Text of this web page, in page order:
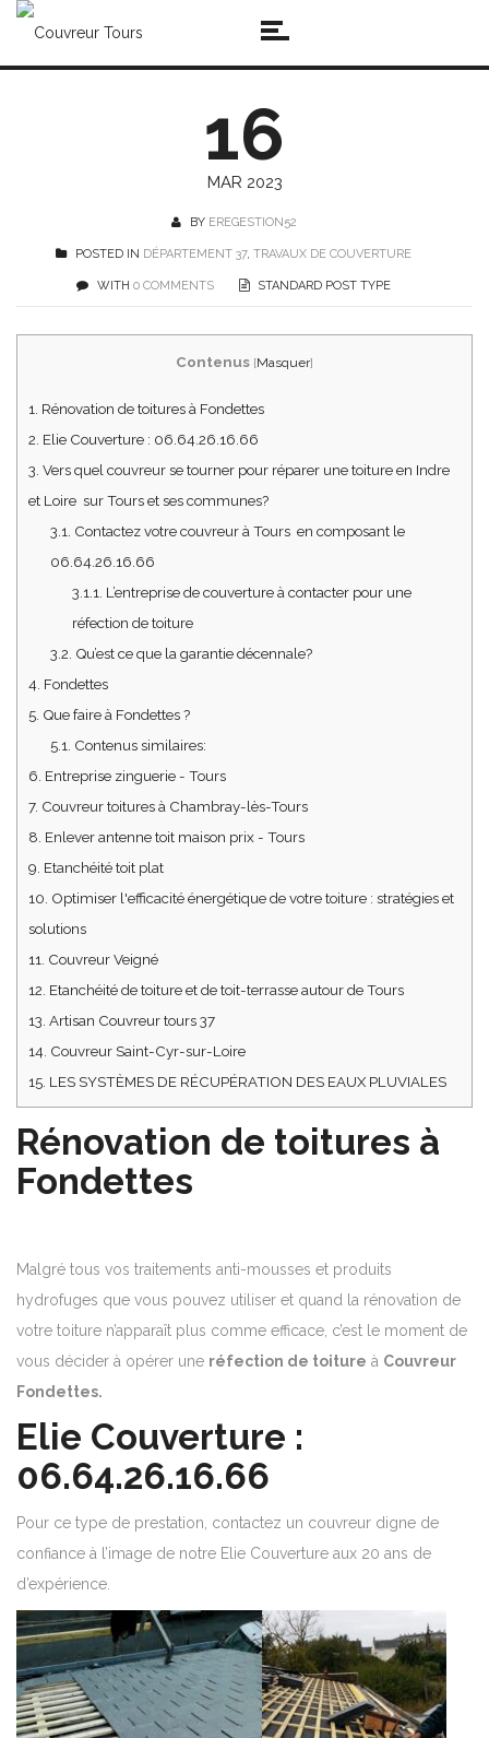
16
MAR 2023
BY EREGESTION52
POSTED IN DÉPARTEMENT 37, TRAVAUX DE COUVERTURE
WITH 0 COMMENTS STANDARD POST TYPE
Contenus [Masquer]
1. Rénovation de toitures à Fondettes
2. Elie Couverture : 06.64.26.16.66
3. Vers quel couvreur se tourner pour réparer une toiture en Indre
et Loire sur Tours et ses communes?
3.1. Contactez votre couvreur à Tours en composant le
06.64.26.16.66
3.1.1. L’entreprise de couverture à contacter pour une
réfection de toiture
3.2. Qu’est ce que la garantie décennale?
4. Fondettes
5. Que faire à Fondettes ?
5.1. Contenus similaires:
6. Entreprise zinguerie - Tours
7. Couvreur toitures à Chambray-lès-Tours
8. Enlever antenne toit maison prix - Tours
9. Etanchéité toit plat
10. Optimiser l'efficacité énergétique de votre toiture : stratégies et
solutions
11. Couvreur Veigné
12. Etanchéité de toiture et de toit-terrasse autour de Tours
13. Artisan Couvreur tours 37
14. Couvreur Saint-Cyr-sur-Loire
15. LES SYSTÈMES DE RÉCUPÉRATION DES EAUX PLUVIALES
Rénovation de toitures à
Fondettes
Malgré tous vos traitements anti-mousses et produits
hydrofuges que vous pouvez utiliser et quand la rénovation de
votre toiture n’apparaît plus comme efficace, c’est le moment de
vous décider à opérer une réfection de toiture à Couvreur
Fondettes.
Elie Couverture :
06.64.26.16.66
Pour ce type de prestation, contactez un couvreur digne de
confiance à l’image de notre Elie Couverture aux 20 ans de
d’expérience.